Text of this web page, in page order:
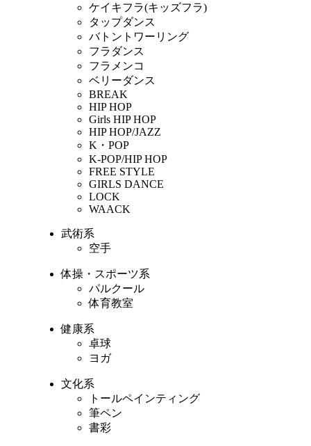
ケイキフラ(キッズフラ)
タップダンス
バトントワーリング
フラダンス
フラメンコ
ベリーダンス
BREAK
HIP HOP
Girls HIP HOP
HIP HOP/JAZZ
K・POP
K-POP/HIP HOP
FREE STYLE
GIRLS DANCE
LOCK
WAACK
武術系
空手
体操・スポーツ系
パルクール
体育教室
健康系
卓球
ヨガ
文化系
トールペインティング
筆ペン
書彩